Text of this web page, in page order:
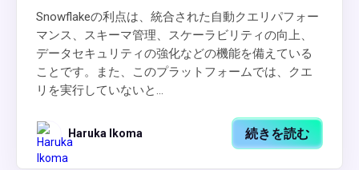
Snowflakeの利点は、統合された自動クエリパフォー
マンス、スキーマ管理、スケーラビリティの向上、
データセキュリティの強化などの機能を備えている
ことです。また、このプラットフォームでは、クエ
リを実行していないと...
Haruka Ikoma 続きを読む